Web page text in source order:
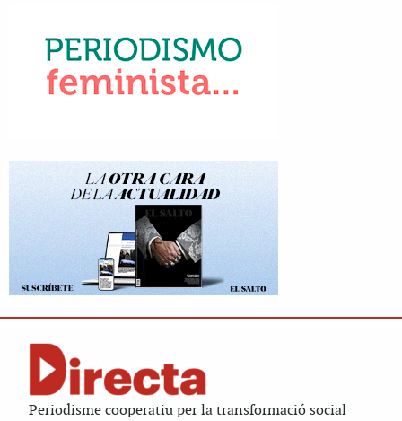
Periodisme cooperatiu per la transformació social